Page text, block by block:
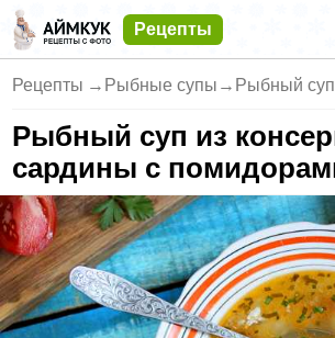
Рецепты
Рецепты → Рыбные супы → Рыбный
Рыбный суп из
сардины с